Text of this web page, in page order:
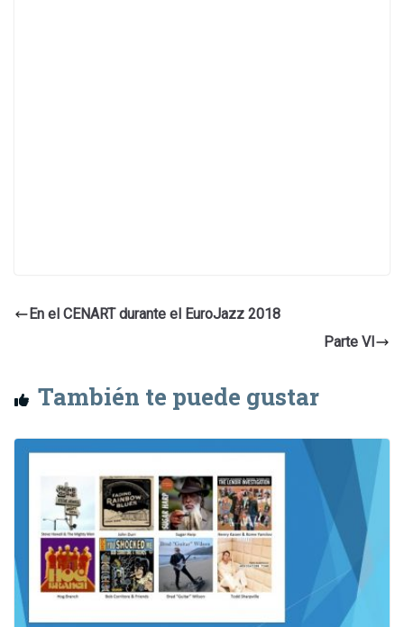
En el CENART durante el EuroJazz 2018
Parte VI
También te puede gustar